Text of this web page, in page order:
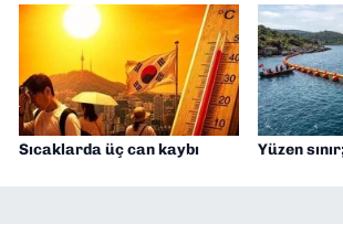
Sıcaklarda üç can kaybı Yüzen